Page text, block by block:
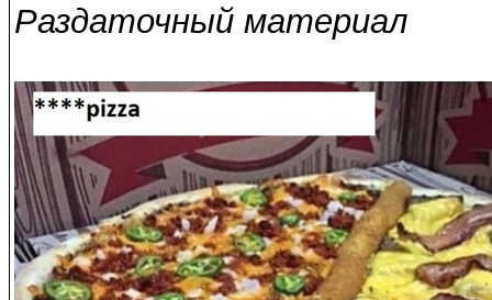
Раздаточный материал